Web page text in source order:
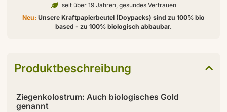
seit über 19 Jahren, gesundes Vertrauen
Neu: Unsere Kraftpapierbeutel (Doypacks) sind zu 100% bio
based - zu 100% biologisch abbaubar.
Produktbeschreibung
Ziegenkolostrum: Auch biologisches Gold
genannt